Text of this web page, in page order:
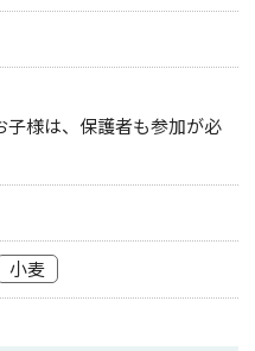
様は、保護者も参加が必
小麦